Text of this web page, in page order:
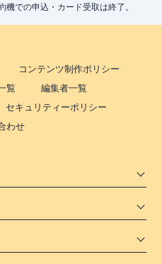
での申込・カード受取は終了。
コンテンツ制作ポリシー
覧
編集者一覧
セキュリティーポリシー
わせ